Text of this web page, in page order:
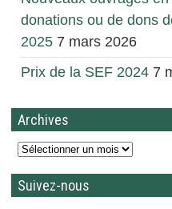
donations ou de dons
2025 7 mars 2026
Prix de la SEF 2024 7
Archives
Suivez-nous